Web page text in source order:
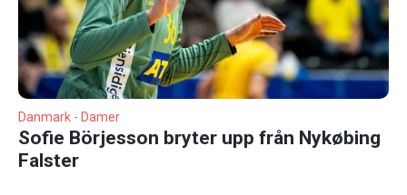
Danmark - Damer
Sofie Börjesson bryter upp från Nykøbing
Falster